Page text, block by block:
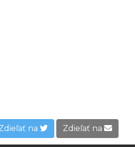
na Zdieľať na